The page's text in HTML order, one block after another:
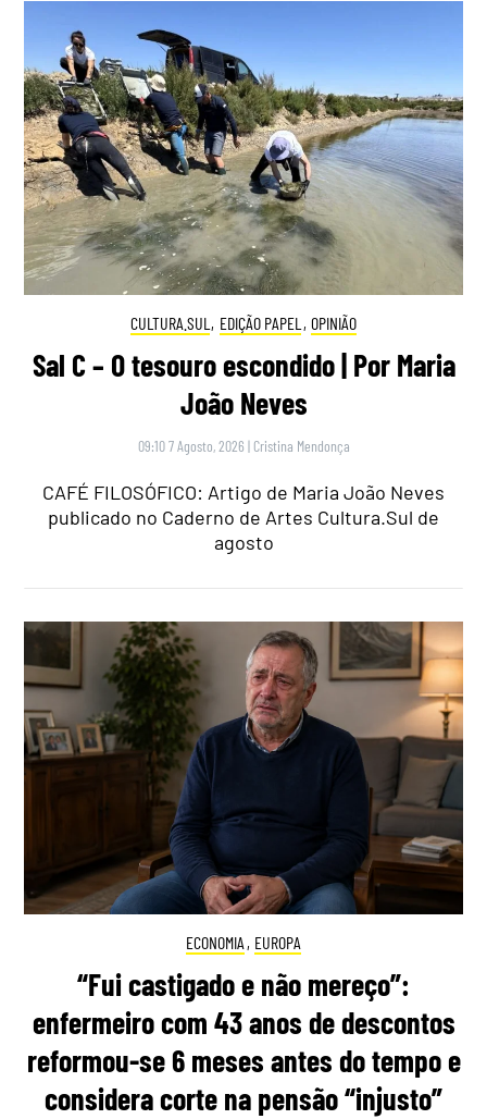
CULTURA.SUL , EDIÇÃO PAPEL , OPINIÃO
Sal C – O tesouro escondido | Por Maria
João Neves
09:10 7 Agosto, 2026 | Cristina Mendonça
CAFÉ FILOSÓFICO: Artigo de Maria João Neves
publicado no Caderno de Artes Cultura.Sul de
agosto
ECONOMIA , EUROPA
“Fui castigado e não mereço”:
enfermeiro com 43 anos de descontos
reformou-se 6 meses antes do tempo e
considera corte na pensão “injusto”